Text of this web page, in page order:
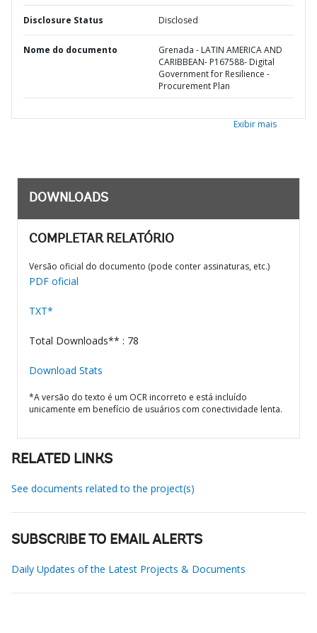
Disclosure Status Disclosed
Nome do documento
Grenada - LATIN AMERICA AND
CARIBBEAN- P167588- Digital
Government for Resilience -
Procurement Plan
Exibir mais
DOWNLOADS
COMPLETAR RELATÓRIO
Versão oficial do documento (pode conter assinaturas, etc.)
PDF oficial
TXT*
Total Downloads** : 78
Download Stats
*A versão do texto é um OCR incorreto e está incluído
unicamente em benefício de usuários com conectividade lenta.
RELATED LINKS
See documents related to the project(s)
SUBSCRIBE TO EMAIL ALERTS
Daily Updates of the Latest Projects & Documents